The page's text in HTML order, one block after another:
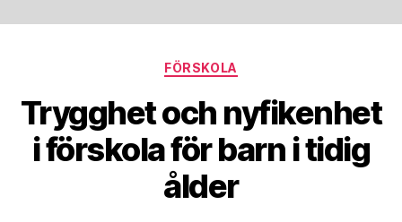
Kategorier
FÖRSKOLA
Trygghet och nyfikenhet
i förskola för barn i tidig
ålder